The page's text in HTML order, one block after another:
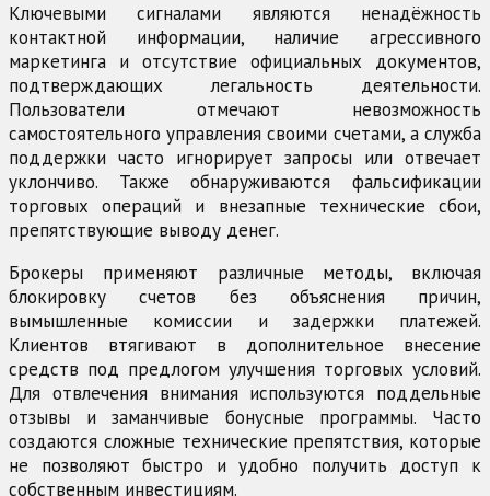
Ключевыми сигналами являются ненадёжность
контактной информации, наличие агрессивного
маркетинга и отсутствие официальных документов,
подтверждающих легальность деятельности.
Пользователи отмечают невозможность
самостоятельного управления своими счетами, а служба
поддержки часто игнорирует запросы или отвечает
уклончиво. Также обнаруживаются фальсификации
торговых операций и внезапные технические сбои,
препятствующие выводу денег.
Брокеры применяют различные методы, включая
блокировку счетов без объяснения причин,
вымышленные комиссии и задержки платежей.
Клиентов втягивают в дополнительное внесение
средств под предлогом улучшения торговых условий.
Для отвлечения внимания используются поддельные
отзывы и заманчивые бонусные программы. Часто
создаются сложные технические препятствия, которые
не позволяют быстро и удобно получить доступ к
собственным инвестициям.